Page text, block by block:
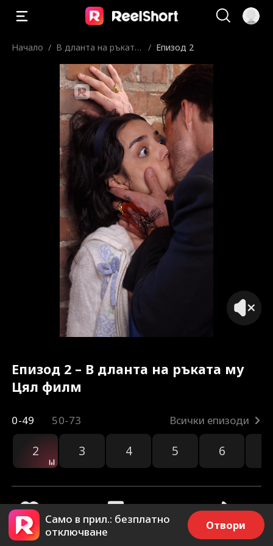
Начало / В дланта на ръката
/ Епизод 2
Епизод 2 – В дланта на ръката му
Цял филм
0-49 50-73 Всички епизоди
2 3 4 5 6
205 14.5k Споделяне
Само в прил.: безплатно
отключване
Отвори